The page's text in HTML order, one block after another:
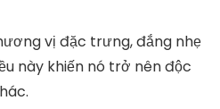
vị đặc trưng, đắng nhẹ
này khiến nó trở nên độc